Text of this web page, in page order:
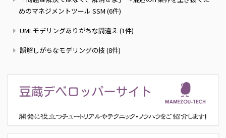
めのマネジメントツール SSM (6件)
UMLモデリングありがちな間違え (1件)
誤解しがちなモデリングの技 (8件)